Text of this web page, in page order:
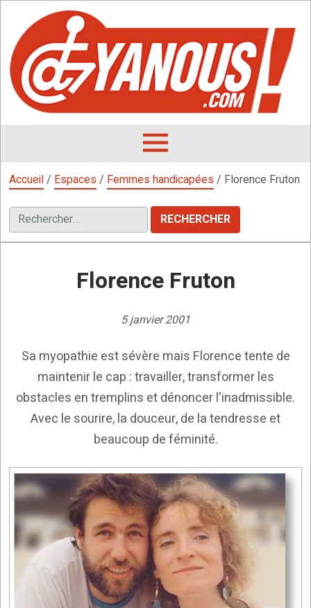
contenu
OUVRIR
MENU
Accueil/ Espaces/ Femmes handicapées/ Florence Fruton
Rechercher :
Florence Fruton
5 janvier 2001
Sa myopathie est sévère mais Florence tente de
maintenir le cap : travailler, transformer les
obstacles en tremplins et dénoncer l'inadmissible.
Avec le sourire, la douceur, de la tendresse et
beaucoup de féminité.